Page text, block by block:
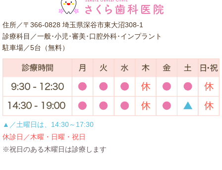
住所／〒366-0828 埼玉県深谷市東大沼308-1
診療科目／一般･小児･審美･口腔外科･インプラント
駐車場／5台（無料）
▲／土曜日は、14:30～17:30
休診日／木曜・日曜・祝日
※祝日のある木曜日は診療します